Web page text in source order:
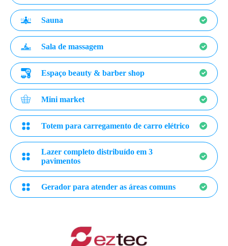
Sauna
Sala de massagem
Espaço beauty & barber shop
Mini market
Totem para carregamento de carro elétrico
Lazer completo distribuído em 3
pavimentos
Gerador para atender as áreas comuns